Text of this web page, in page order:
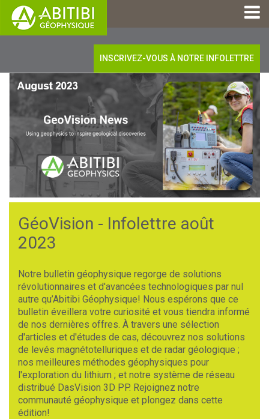
INSCRIVEZ-VOUS À NOTRE INFOLETTRE
GéoVision - Infolettre août
2023
Notre bulletin géophysique regorge de solutions
révolutionnaires et d'avancées technologiques par nul
autre qu’Abitibi Géophysique! Nous espérons que ce
bulletin éveillera votre curiosité et vous tiendra informé
de nos dernières offres. À travers une sélection
d'articles et d'études de cas, découvrez nos solutions
de levés magnétotelluriques et de radar géologique ;
nos meilleures méthodes géophysiques pour
l'exploration du lithium ; et notre système de réseau
distribué DasVision 3D PP. Rejoignez notre
communauté géophysique et plongez dans cette
édition!